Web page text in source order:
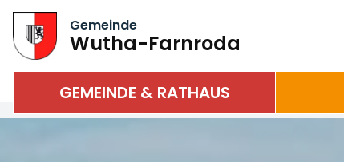
Gemeinde
Wutha-Farnroda
GEMEINDE & RATHAUS